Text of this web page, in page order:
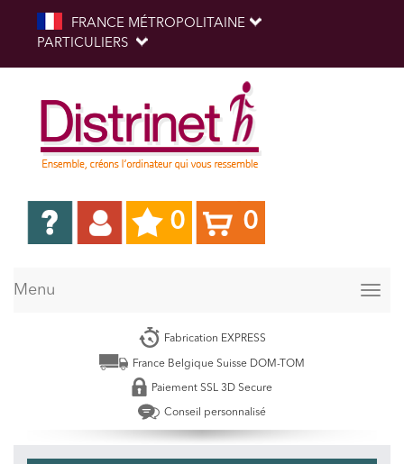
FRANCE MÉTROPOLITAINE
PARTICULIERS
0 0
Menu
Fabrication EXPRESS
France Belgique Suisse DOM-TOM
Paiement SSL 3D Secure
Conseil personnalisé